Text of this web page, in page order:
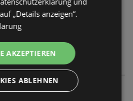
„Details anzeigen“.
AKZEPTIEREN
ABLEHNEN